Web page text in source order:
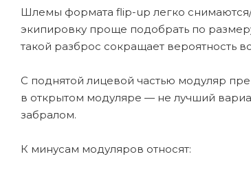
Шлемы формата flip-up легко снимаются/
экипировку проще подобрать по
такой разброс сокращает вероятность
С поднятой лицевой частью модуляр
в открытом модуляре — не лучший
забралом.
К минусам модуляров относят: